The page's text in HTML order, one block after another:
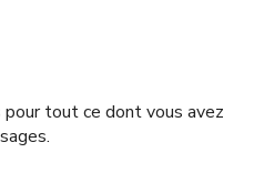
pour tout ce dont vous avez